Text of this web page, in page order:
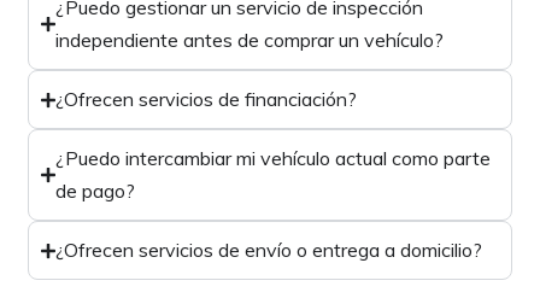
¿Puedo gestionar un servicio de inspección
independiente antes de comprar un vehículo?
¿Ofrecen servicios de financiación?
¿Puedo intercambiar mi vehículo actual como parte
de pago?
¿Ofrecen servicios de envío o entrega a domicilio?